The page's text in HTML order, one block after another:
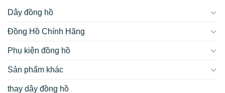
Dây đồng hồ
Đồng Hồ Chính Hãng
Phụ kiện đồng hồ
Sản phẩm khác
thay dây đồng hồ